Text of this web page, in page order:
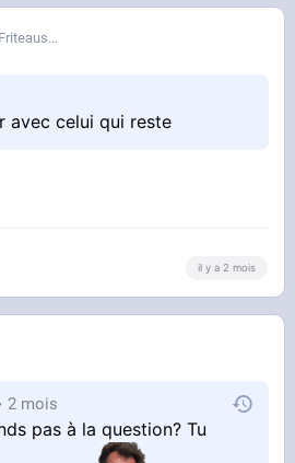
Friteausucre
avec celui qui reste
il y a 2 mois
2 mois
pas à la question? Tu